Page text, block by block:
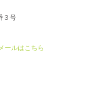
３号
ルはこちら